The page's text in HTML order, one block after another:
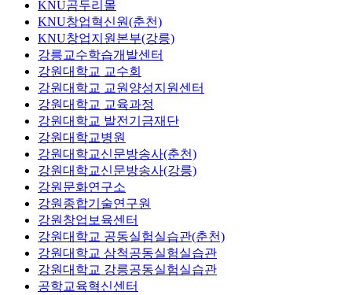
KNU곰두리몰
KNU창업혁신원(춘천)
KNU창업지원본부(강릉)
강릉교수학습개발센터
강원대학교 교수회
강원대학교 교원양성지원센터
강원대학교 교육과정
강원대학교 발전기금재단
강원대학교병원
강원대학교신문방송사(춘천)
강원대학교신문방송사(강릉)
강원문화연구소
강원종합기술연구원
강원창업보육센터
강원대학교 공동실험실습관(춘천)
강원대학교 삼척공동실험실습관
강원대학교 강릉공동실험실습관
공학교육혁신센터